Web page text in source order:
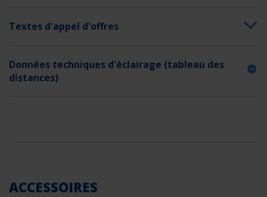
Textes d'appel d'offres
Données techniques d'éclairage (tableau des
distances)
ACCESSOIRES